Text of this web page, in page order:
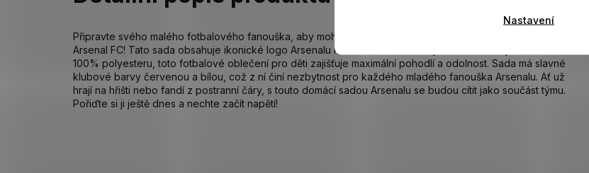
Nastavení
Připravte svého malého fotbalového fanouška, aby mohl fandit svému oblíbenému týmu s domácí sadou
Arsenal FC! Tato sada obsahuje ikonické logo Arsenalu na hrudi i na fotbalových šortkách. Vyrobeno ze
100% polyesteru, toto fotbalové oblečení pro děti zajišťuje maximální pohodlí a odolnost. Sada má slavné
klubové barvy červenou a bílou, což z ní činí nezbytnost pro každého mladého fanouška Arsenalu. Ať už
hrají na hřišti nebo fandí z postranní čáry, s touto domácí sadou Arsenalu se budou cítit jako součást týmu.
Pořiďte si ji ještě dnes a nechte začít napětí!